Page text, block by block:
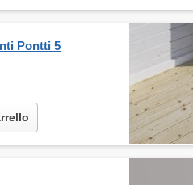
Pontti 5